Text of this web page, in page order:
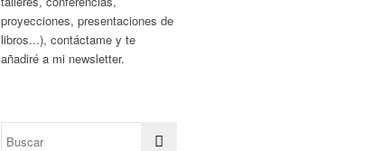
proyecciones, presentaciones de
libros...), contáctame y te
añadiré a mi newsletter.